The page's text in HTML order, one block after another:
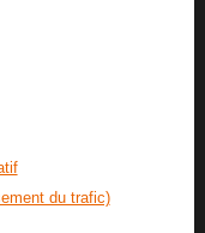
du trafic)